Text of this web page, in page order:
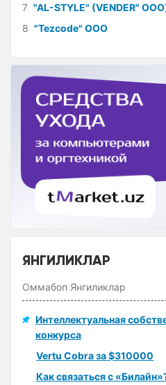
7 "AL-STYLE" (VENDER"
8 "Tezcode" ООО
ЯНГИЛИКЛАР
Оммабоп Янгиликлар
Интеллектуальная
конкурса
Vertu Cobra за $310000
Как связаться с